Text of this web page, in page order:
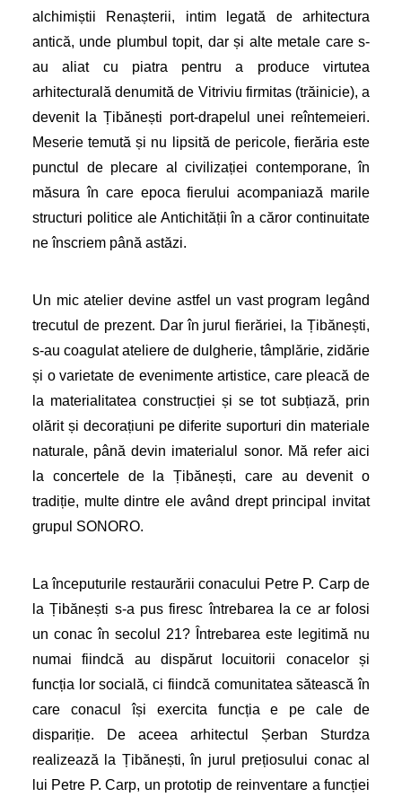
alchimiștii Renașterii, intim legată de arhitectura
antică, unde plumbul topit, dar și alte metale care s-
au aliat cu piatra pentru a produce virtutea
arhitecturală denumită de Vitriviu firmitas (trăinicie), a
devenit la Țibănești port-drapelul unei reîntemeieri.
Meserie temută și nu lipsită de pericole, fierăria este
punctul de plecare al civilizației contemporane, în
măsura în care epoca fierului acompaniază marile
structuri politice ale Antichității în a căror continuitate
ne înscriem până astăzi.
Un mic atelier devine astfel un vast program legând
trecutul de prezent. Dar în jurul fierăriei, la Țibănești,
s-au coagulat ateliere de dulgherie, tâmplărie, zidărie
și o varietate de evenimente artistice, care pleacă de
la materialitatea construcției și se tot subțiază, prin
olărit și decorațiuni pe diferite suporturi din materiale
naturale, până devin imaterialul sonor. Mă refer aici
la concertele de la Țibănești, care au devenit o
tradiție, multe dintre ele având drept principal invitat
grupul SONORO.
La începuturile restaurării conacului Petre P. Carp de
la Țibănești s-a pus firesc întrebarea la ce ar folosi
un conac în secolul 21? Întrebarea este legitimă nu
numai fiindcă au dispărut locuitorii conacelor și
funcția lor socială, ci fiindcă comunitatea sătească în
care conacul își exercita funcția e pe cale de
dispariție. De aceea arhitectul Șerban Sturdza
realizează la Țibănești, în jurul prețiosului conac al
lui Petre P. Carp, un prototip de reinventare a funcției